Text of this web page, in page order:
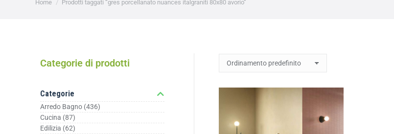
Home Prodotti taggati “gres porcellanato nuances italgraniti 80x80 avorio”
Categorie di prodotti
Categorie
Arredo Bagno (436)
Cucina (87)
Edilizia (62)